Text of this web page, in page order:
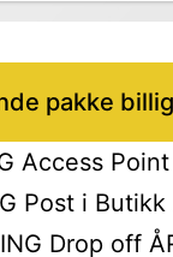
pakke
Access Point
Post i Butikk
Drop off